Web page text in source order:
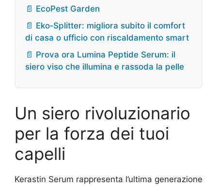
📄 EcoPest Garden
📄 Eko‑Splitter: migliora subito il comfort
di casa o ufficio con riscaldamento smart
📄 Prova ora Lumina Peptide Serum: il
siero viso che illumina e rassoda la pelle
Un siero rivoluzionario
per la forza dei tuoi
capelli
Kerastin Serum rappresenta l’ultima generazione